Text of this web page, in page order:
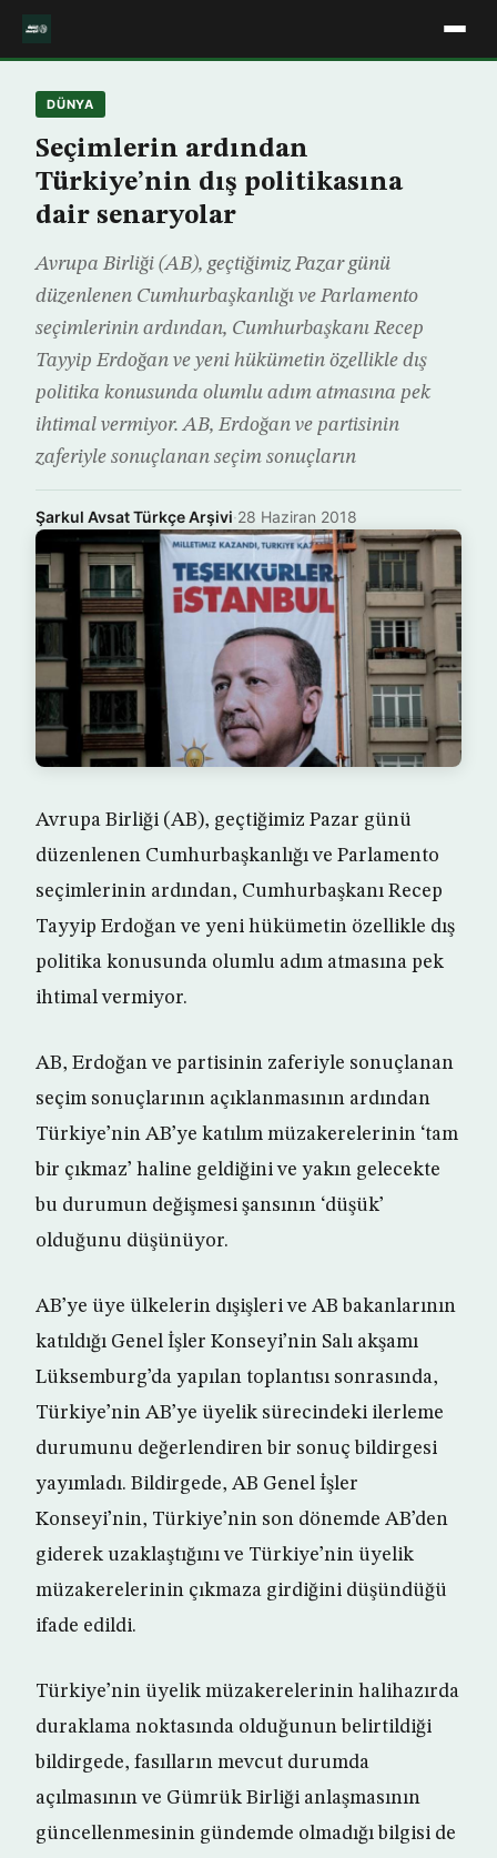
DÜNYA
Seçimlerin ardından
Türkiye’nin dış politikasına
dair senaryolar
Avrupa Birliği (AB), geçtiğimiz Pazar günü
düzenlenen Cumhurbaşkanlığı ve Parlamento
seçimlerinin ardından, Cumhurbaşkanı Recep
Tayyip Erdoğan ve yeni hükümetin özellikle dış
politika konusunda olumlu adım atmasına pek
ihtimal vermiyor. AB, Erdoğan ve partisinin
zaferiyle sonuçlanan seçim sonuçların
Şarkul Avsat Türkçe Arşivi·28 Haziran 2018
Avrupa Birliği (AB), geçtiğimiz Pazar günü
düzenlenen Cumhurbaşkanlığı ve Parlamento
seçimlerinin ardından, Cumhurbaşkanı Recep
Tayyip Erdoğan ve yeni hükümetin özellikle dış
politika konusunda olumlu adım atmasına pek
ihtimal vermiyor.
AB, Erdoğan ve partisinin zaferiyle sonuçlanan
seçim sonuçlarının açıklanmasının ardından
Türkiye’nin AB’ye katılım müzakerelerinin ‘tam
bir çıkmaz’ haline geldiğini ve yakın gelecekte
bu durumun değişmesi şansının ‘düşük’
olduğunu düşünüyor.
AB’ye üye ülkelerin dışişleri ve AB bakanlarının
katıldığı Genel İşler Konseyi’nin Salı akşamı
Lüksemburg’da yapılan toplantısı sonrasında,
Türkiye’nin AB’ye üyelik sürecindeki ilerleme
durumunu değerlendiren bir sonuç bildirgesi
yayımladı. Bildirgede, AB Genel İşler
Konseyi’nin, Türkiye’nin son dönemde AB’den
giderek uzaklaştığını ve Türkiye’nin üyelik
müzakerelerinin çıkmaza girdiğini düşündüğü
ifade edildi.
Türkiye’nin üyelik müzakerelerinin halihazırda
duraklama noktasında olduğunun belirtildiği
bildirgede, fasılların mevcut durumda
açılmasının ve Gümrük Birliği anlaşmasının
güncellenmesinin gündemde olmadığı bilgisi de